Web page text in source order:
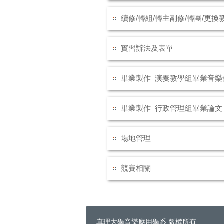
續修/轉組/轉主副修/轉團/更換
實習辦法及表單
畢業製作_演奏教學組畢業音樂
畢業製作_行政管理組畢業論文
場地管理
競賽相關
真理大學音樂應用學系 版權所有